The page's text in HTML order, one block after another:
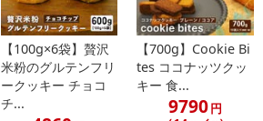
【100g×6袋】贅沢
米粉のグルテンフリ
ークッキー チョコ
チ...
【700g】Cookie Bi
tes ココナッツクッ
キー 食...
9790円